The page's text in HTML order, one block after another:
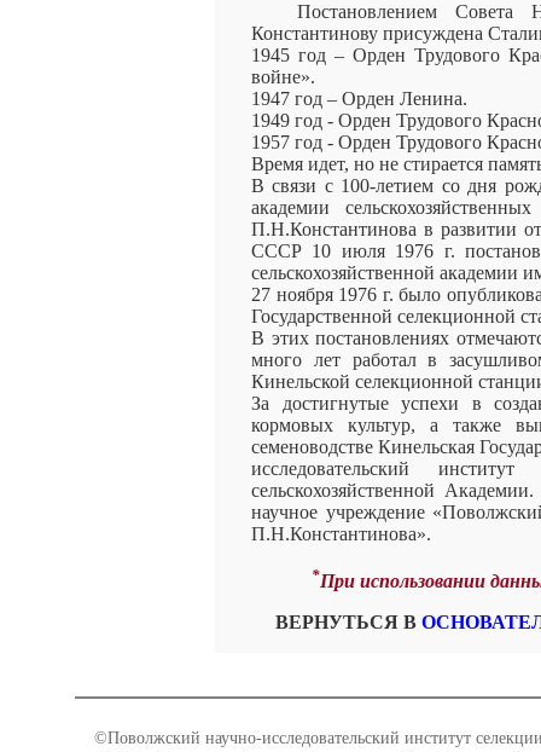
Постановлением
Константинову присуждена
1945 год – Орден Трудового
войне».
1947 год – Орден Ленина.
1949 год - Орден Трудового
1957 год - Орден Трудового
Время идет, но не стирается
В связи с 100-летием со дня
академии
П.Н.Константинова в развитии
СССР 10 июля 1976 г.
сельскохозяйственной академии
27 ноября 1976 г. было
Государственной селекционной
В этих постановлениях
много лет работал в
Кинельской селекционной
За достигнутые успехи в
кормовых культур, а также
семеноводстве Кинельская
исследовательский
сельскохозяйственной
научное учреждение
П.Н.Константинова».
*При использовании
ВЕРНУТЬСЯ В
©Поволжский научно-исследовательский институт